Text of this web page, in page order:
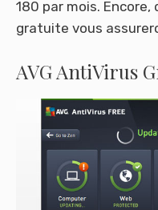
180 par mois. Encore,
gratuite vous
AVG AntiVirus